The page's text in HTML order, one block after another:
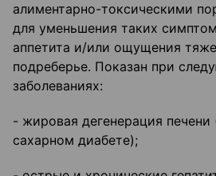
алиментарно-токсическими
для уменьшения таких
аппетита и/или ощущения
подреберье. Показан при
заболеваниях:
- жировая дегенерация
сахарном диабете);